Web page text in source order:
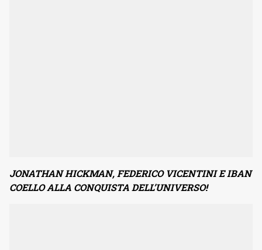
JONATHAN HICKMAN, FEDERICO VICENTINI E IBAN
COELLO ALLA CONQUISTA DELL’UNIVERSO!